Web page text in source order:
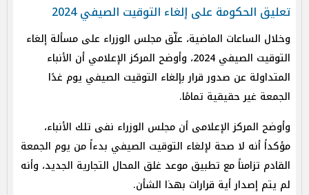
تعليق الحكومة على إلغاء التوقيت الصيفي 2024
وخلال الساعات الماضية، علّق مجلس الوزراء على مسألة إلغاء
التوقيت الصيفي 2024، وأوضح المركز الإعلامي أن الأنباء
المتداولة عن صدور قرار بإلغاء التوقيت الصيفي يوم غدًا
الجمعة غير حقيقية تمامًا.
وأوضح المركز الإعلامى أن مجلس الوزراء نفى تلك الأنباء،
مؤكداً أنه لا صحة لإلغاء التوقيت الصيفي بدءاً من يوم الجمعة
القادم تزامناً مع تطبيق موعد غلق المحال التجارية الجديد، وأنه
لم يتم إصدار أية قرارات بهذا الشأن.